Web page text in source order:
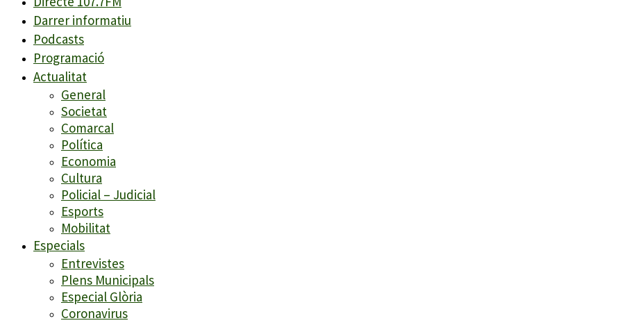
Darrer informatiu
Podcasts
Programació
Actualitat
General
Societat
Comarcal
Política
Economia
Cultura
Policial – Judicial
Esports
Mobilitat
Especials
Entrevistes
Plens Municipals
Especial Glòria
Coronavirus